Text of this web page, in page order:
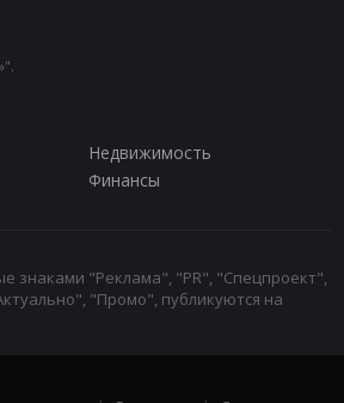
Недвижимость
Финансы
знаками "Реклама", "PR", "Спецпроект",
"Промо", публикуются на